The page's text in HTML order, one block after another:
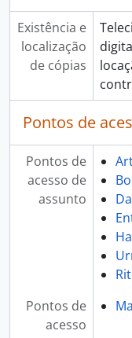
Existência e
localização
de cópias
Pontos de
Pontos de
acesso de
assunto
Pontos de
acesso